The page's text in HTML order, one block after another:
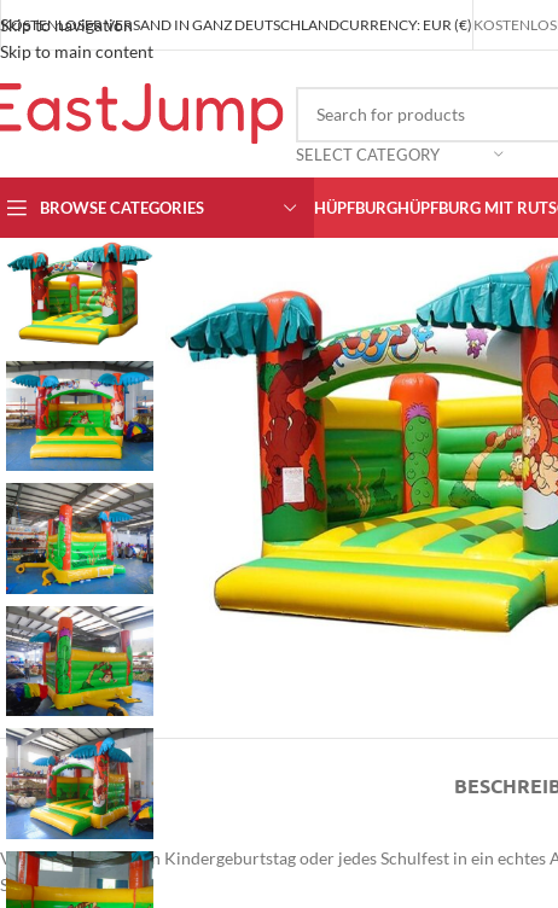
Skip to navigation
Skip to main content
KOSTENLOSER VERSAND IN GANZ DEUTSCHLANDCURRENCY: EUR (€)
SELECT CATEGORY
BROWSE CATEGORIES HÜPFBURGHÜPFBURG MIT
Verwandeln Sie jeden Kindergeburtstag oder jedes Schulfest in ein echtes
Stunden.